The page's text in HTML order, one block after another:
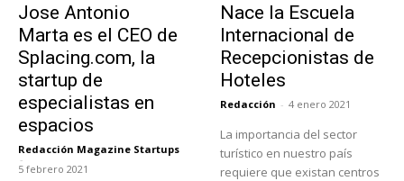
Jose Antonio
Marta es el CEO de
Splacing.com, la
startup de
especialistas en
espacios
Redacción Magazine Startups
-
5 febrero 2021
Nace la Escuela
Internacional de
Recepcionistas de
Hoteles
Redacción - 4 enero 2021
La importancia del sector
turístico en nuestro país
requiere que existan centros